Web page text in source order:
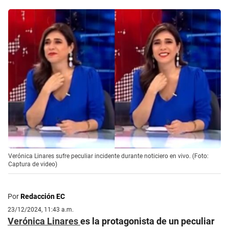
Verónica Linares sufre peculiar incidente durante noticiero en vivo. (Foto:
Captura de video)
PorRedacción EC
23/12/2024, 11:43 a.m.
Verónica Linareses la protagonista de un peculiar